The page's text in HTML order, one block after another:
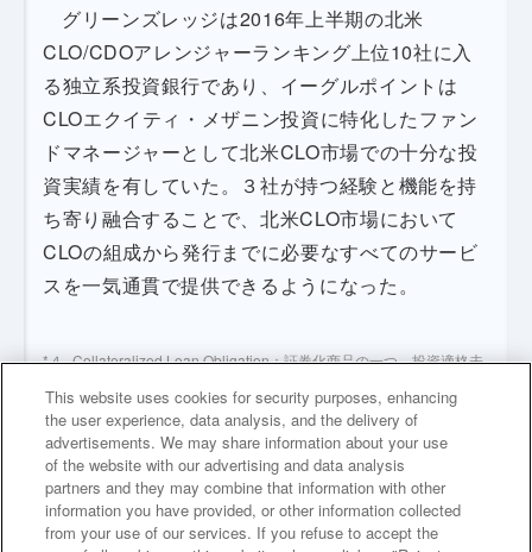
グリーンズレッジは2016年上半期の北米
CLO/CDOアレンジャーランキング上位10社に入
る独立系投資銀行であり、イーグルポイントは
CLOエクイティ・メザニン投資に特化したファン
ドマネージャーとして北米CLO市場での十分な投
資実績を有していた。３社が持つ経験と機能を持
ち寄り融合することで、北米CLO市場において
CLOの組成から発行までに必要なすべてのサービ
スを一気通貫で提供できるようになった。
Collateralized Loan Obligation：証券化商品の一つ。投資適格未
証券化の手法で機関投資家から資金調達を行うもので、同ローン
市場の過半を超える資金供給を担っているといわれる。
銀行借入や社債発行などのデットファイナンスと普通株式の発行
などのエクイティファイナンスの中間に位置づけられる資金調達
手段
This website uses cookies for security purposes, enhancing
the user experience, data analysis, and the delivery of
advertisements. We may share information about your use
of the website with our advertising and data analysis
partners and they may combine that information with other
information you have provided, or other information collected
from your use of our services. If you refuse to accept the